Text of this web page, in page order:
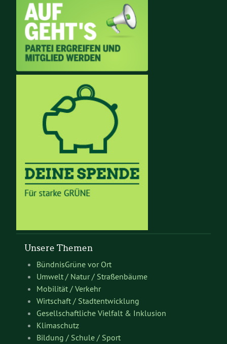
Unsere Themen
BündnisGrüne vor Ort
Umwelt / Natur / Straßenbäume
Mobilität / Verkehr
Wirtschaft / Stadtentwicklung
Gesellschaftliche Vielfalt & Inklusion
Klimaschutz
Bildung / Schule / Sport